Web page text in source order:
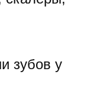
зубов у